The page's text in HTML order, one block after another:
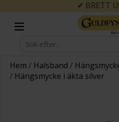
✔ BRETT
Hem / Halsband /
/ Hängsmycke i äkta silver